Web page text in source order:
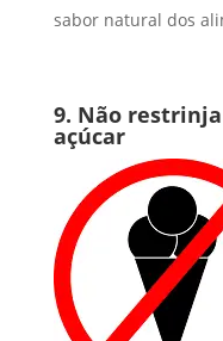
sabor natural dos
9. Não
açúcar